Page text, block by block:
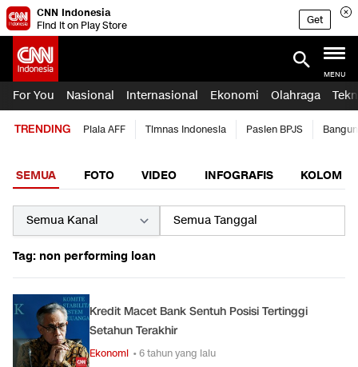
CNN Indonesia
Find it on Play Store
Get
MENU
For You Nasional Internasional Ekonomi Olahraga
TRENDING Piala AFF Timnas Indonesia Pasien BPJS
SEMUA FOTO VIDEO INFOGRAFIS KOLOM
Tag: non performing loan
Kredit Macet Bank Sentuh Posisi Tertinggi
Setahun Terakhir
Ekonomi • 6 tahun yang lalu